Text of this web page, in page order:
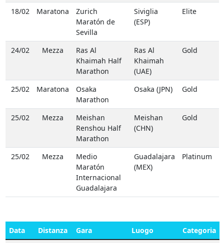
18/02 Maratona
Zurich
Maratón de
Sevilla
Siviglia
(ESP)
Elite
24/02 Mezza
Ras Al
Khaimah Half
Marathon
Ras Al
Khaimah
(UAE)
Gold
25/02 Maratona
Osaka
Marathon
Osaka (JPN) Gold
25/02 Mezza
Meishan
Renshou Half
Marathon
Meishan
(CHN)
Gold
25/02 Mezza
Medio
Maratón
Internacional
Guadalajara
Guadalajara
(MEX)
Platinum
Data Distanza Gara Luogo
Categoria